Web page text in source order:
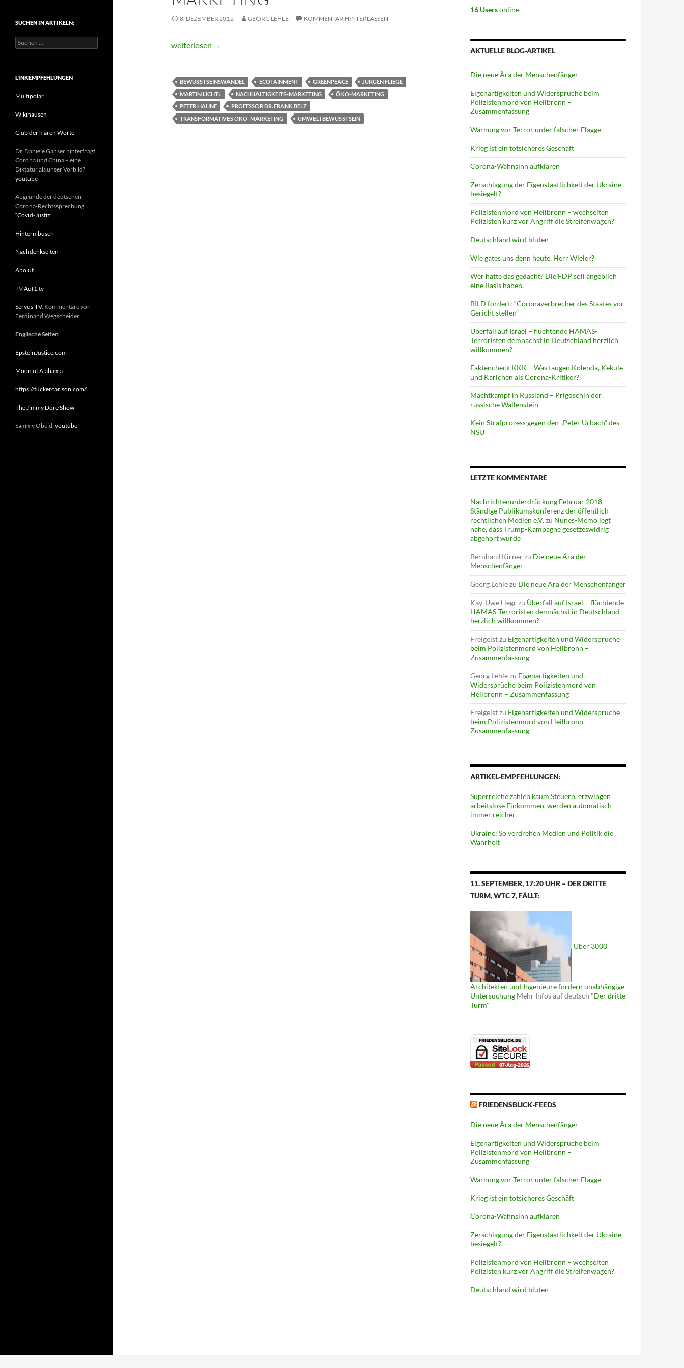
8. DEZEMBER 2012 GEORG LEHLE KOMMENTAR HINTERLASSEN
Weg aus der Krise? Das Nachhaltigkeits-Marketing
weiterlesen →
BEWUSSTSEINSWANDEL ECOTAINMENT GREENPEACE
JÜRGEN FLIEGE
MARTIN LICHTL
NACHHALTIGKEITS-MARKETING
ÖKO-MARKETING
PETER HAHNE
PROFESSOR DR. FRANK BELZ
TRANSFORMATIVES ÖKO- MARKETING
UMWELTBEWUSSTSEIN
16 Usersonline
AKTUELLE BLOG-ARTIKEL
Die neue Ära der Menschenfänger
Eigenartigkeiten und Widersprüche beim
Polizistenmord von Heilbronn –
Zusammenfassung
Warnung vor Terror unter falscher Flagge
Krieg ist ein totsicheres Geschäft
Corona-Wahnsinn aufklären
Zerschlagung der Eigenstaatlichkeit der Ukraine
besiegelt?
Polizistenmord von Heilbronn – wechselten
Polizisten kurz vor Angriff die Streifenwagen?
Deutschland wird bluten
Wie gates uns denn heute, Herr Wieler?
Wer hätte das gedacht? Die FDP soll angeblich
eine Basis haben.
BILD fordert: “Coronaverbrecher des Staates vor
Gericht stellen”
Überfall auf Israel – flüchtende HAMAS-
Terroristen demnächst in Deutschland herzlich
willkommen?
Faktencheck KKK – Was taugen Kolenda, Kekule
und Karlchen als Corona-Kritiker?
Machtkampf in Russland – Prigoschin der
russische Wallenstein
Kein Strafprozess gegen den „Peter Urbach“ des
NSU
LETZTE KOMMENTARE
Nachrichtenunterdrückung Februar 2018 –
Ständige Publikumskonferenz der öffentlich-
rechtlichen Medien e.V.zu Nunes-Memo legt
nahe, dass Trump-Kampagne gesetzeswidrig
abgehört wurde
Bernhard Kirnerzu Die neue Ära der
Menschenfänger
Georg Lehlezu Die neue Ära der Menschenfänger
Kay-Uwe Hegrzu Überfall auf Israel – flüchtende
HAMAS-Terroristen demnächst in Deutschland
herzlich willkommen?
Freigeistzu Eigenartigkeiten und Widersprüche
beim Polizistenmord von Heilbronn –
Zusammenfassung
Georg Lehlezu Eigenartigkeiten und
Widersprüche beim Polizistenmord von
Heilbronn – Zusammenfassung
Freigeistzu Eigenartigkeiten und Widersprüche
beim Polizistenmord von Heilbronn –
Zusammenfassung
ARTIKEL-EMPFEHLUNGEN:
Superreiche zahlen kaum Steuern, erzwingen
arbeitslose Einkommen, werden automatisch
immer reicher
Ukraine: So verdrehen Medien und Politik die
Wahrheit
11. SEPTEMBER, 17:20 UHR – DER DRITTE
TURM, WTC 7, FÄLLT:
Über 3000
Architekten und Ingenieure fordern unabhängige
Untersuchung Mehr Infos auf deutsch "Der dritte
Turm"
FRIEDENSBLICK-FEEDS
Die neue Ära der Menschenfänger
Eigenartigkeiten und Widersprüche beim
Polizistenmord von Heilbronn –
Zusammenfassung
Warnung vor Terror unter falscher Flagge
Krieg ist ein totsicheres Geschäft
Corona-Wahnsinn aufklären
Zerschlagung der Eigenstaatlichkeit der Ukraine
besiegelt?
Polizistenmord von Heilbronn – wechselten
Polizisten kurz vor Angriff die Streifenwagen?
Deutschland wird bluten
g
SUCHEN IN ARTIKELN:
S
u
e
n
c
:
LINKEMPFEHLUNGEN
Multipolar
Wikihausen
Club der klaren Worte
Dr. Daniele Ganser hinterfragt:
Corona und China – eine
Diktatur als unser Vorbild?
youtube
Abgründe der deutschen
Corona-Rechtssprechung
“Covid-Justiz”
Hintermbusch
Nachdenkseiten
Apolut
TVAuf1.tv
Servus-TV: Kommentare von
Ferdinand Wegscheider.
Englische Seiten
EpsteinJustice.com
Moon of Alabama
https://tuckercarlson.com/
The Jimmy Dore Show
Sammy Obeid, youtube